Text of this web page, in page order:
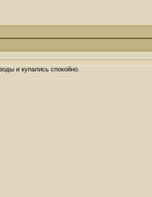
и купались спокойно.